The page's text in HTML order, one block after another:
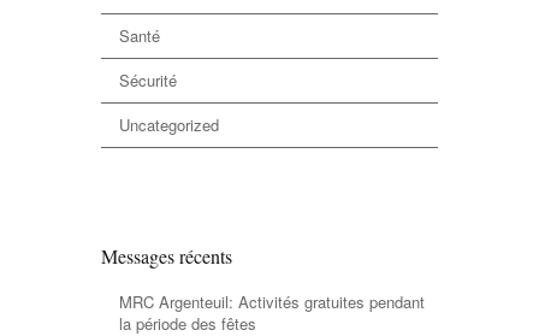
Santé
Sécurité
Uncategorized
Messages récents
MRC Argenteuil: Activités gratuites pendant
la période des fêtes